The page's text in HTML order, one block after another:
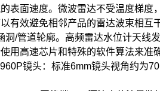
表面速度。微波雷达不受温度梯
有效避免相邻产品的雷达波束相
/管道轮廓。 高频雷达水位计天线
用高速芯片和特殊的软件算法来
镜头：标准6mm镜头视角约为